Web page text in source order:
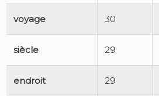
voyage 30
siècle 29
endroit 29